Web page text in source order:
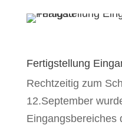
Fertigstellung
Rechtzeitig zum
12.September
Eingangsbereiches